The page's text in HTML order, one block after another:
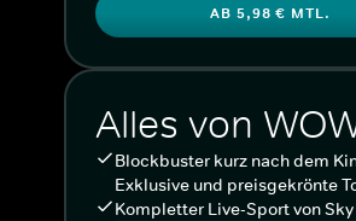
AB 5,98 € MTL.
Alles von
Blockbuster kurz nach dem
Exklusive und preisgekrönte
Kompletter Live-Sport von